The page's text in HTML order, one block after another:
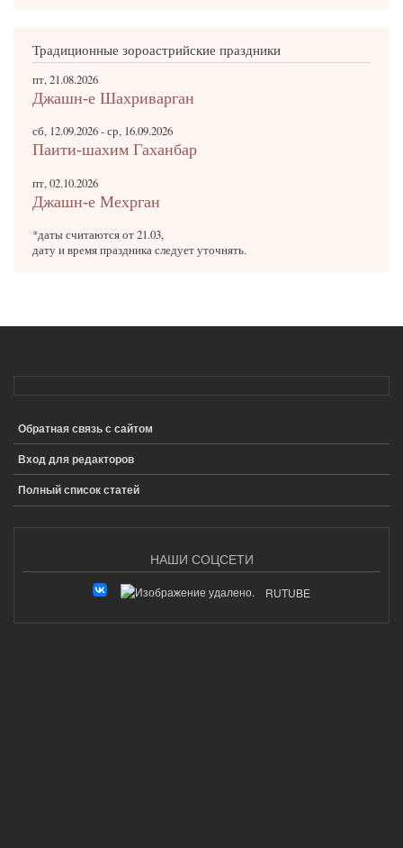
Традиционные зороастрийские праздники
пт, 21.08.2026
Джашн-е Шахриварган
сб, 12.09.2026-ср, 16.09.2026
Паити-шахим Гаханбар
пт, 02.10.2026
Джашн-е Мехрган
*даты считаются от 21.03,
дату и время праздника следует уточнять.
ПОДВАЛ
Обратная связь с сайтом
Вход для редакторов
Полный список статей
НАШИ СОЦСЕТИ
RUTUBE